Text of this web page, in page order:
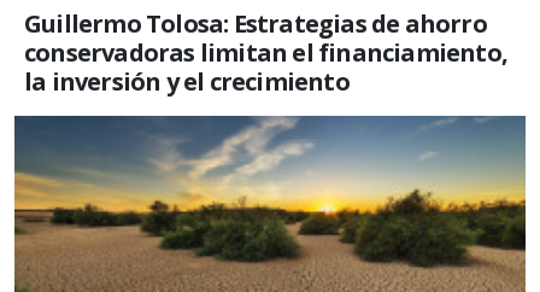
Guillermo Tolosa: Estrategias de ahorro
conservadoras limitan el financiamiento,
la inversión y el crecimiento